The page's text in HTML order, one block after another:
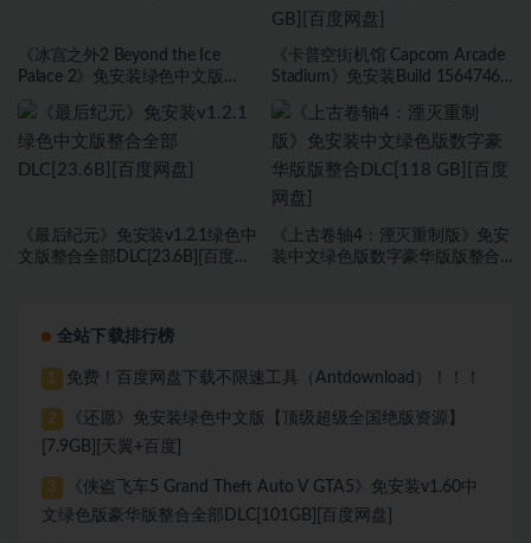
《冰宫之外2 Beyond the Ice
Palace 2》免安装绿色中文版
《卡普空街机馆 Capcom Arcade
Stadium》免安装Build 15647467
《最后纪元》免安装v1.2.1绿色中
文版整合全部DLC[23.6B][百度网
《上古卷轴4：湮灭重制版》免安
装中文绿色版数字豪华版版整合
全站下载排行榜
1 免费！百度网盘下载不限速工具（Antdownload）！！！
2
《还愿》免安装绿色中文版【顶级超级全国绝版资源】
[7.9GB][天翼+百度]
3
《侠盗飞车5 Grand Theft Auto V GTA5》免安装v1.60中
文绿色版豪华版整合全部DLC[101GB][百度网盘]